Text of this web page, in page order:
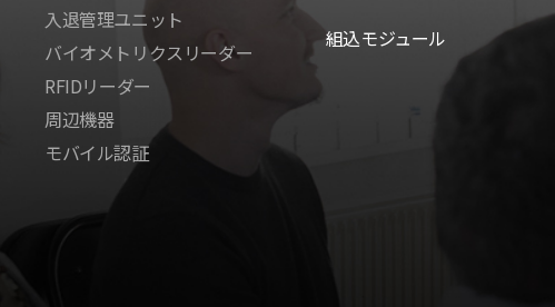
入退管理ユニット
バイオメトリクスリーダー
RFIDリーダー
周辺機器
モバイル認証
組込モジュール